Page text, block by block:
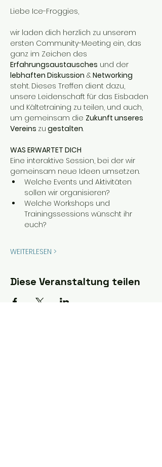
Liebe Ice-Froggies,
wir laden dich herzlich zu unserem
ersten Community-Meeting ein, das
ganz im Zeichen des
Erfahrungsaustausches und der
lebhaften Diskussion & Networking
steht. Dieses Treffen dient dazu,
unsere Leidenschaft für das Eisbaden
und Kältetraining zu teilen, und auch,
um gemeinsam die Zukunft unseres
Vereins zu gestalten.
WAS ERWARTET DICH
Eine interaktive Session, bei der wir
gemeinsam neue Ideen umsetzen.
Welche Events und Aktivitäten
sollen wir organisieren?
Welche Workshops und
Trainingssessions wünscht ihr
euch?
WEITERLESEN >
Diese Veranstaltung teilen